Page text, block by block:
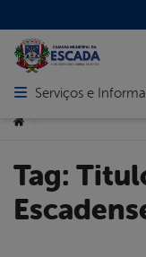
Abrir menu
Serviços e
Você está aqui:
Tag: